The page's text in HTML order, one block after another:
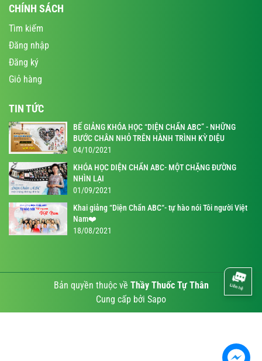
CHÍNH SÁCH
Tìm kiếm
Đăng nhập
Đăng ký
Giỏ hàng
TIN TỨC
BẾ GIẢNG KHÓA HỌC “DIỆN CHẨN ABC” - NHỮNG
BƯỚC CHÂN NHỎ TRÊN HÀNH TRÌNH KỲ DIỆU
04/10/2021
KHÓA HỌC DIỆN CHẨN ABC- MỘT CHẶNG ĐƯỜNG
NHÌN LẠI
01/09/2021
Khai giảng “Diện Chẩn ABC“- tự hào nói Tôi người Việt
Nam❤️
18/08/2021
Bản quyền thuộc về Thầy Thuốc Tự Thân
Cung cấp bởi Sapo